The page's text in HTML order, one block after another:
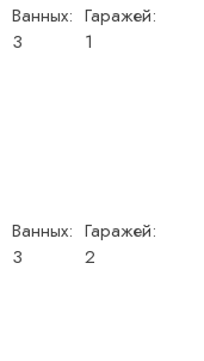
Ванных:
3
Гаражей:
1
Ванных:
3
Гаражей:
2